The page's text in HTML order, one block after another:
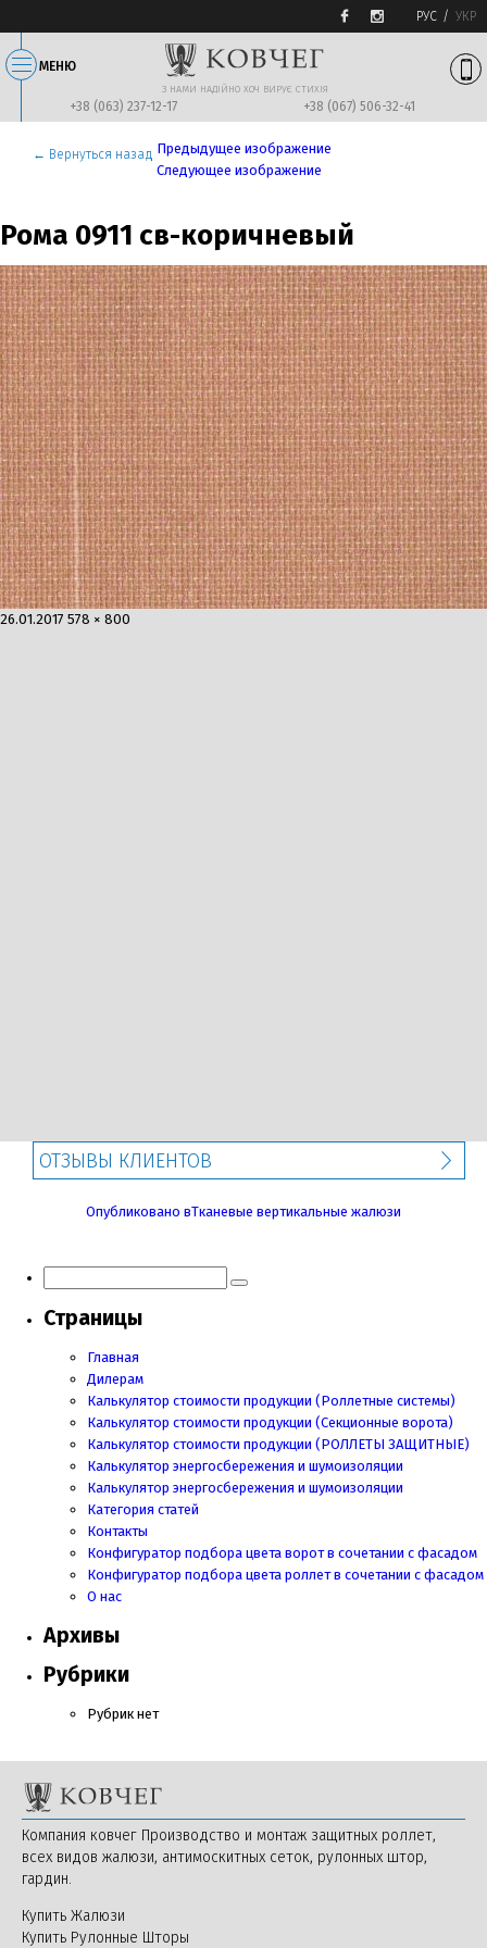
РУС УКР
МЕНЮ
З НАМИ НАДIЙНО ХОЧ ВИРУЄ СТИХIЯ
+38 (063) 237-12-17 +38 (067) 506-32-41
← Вернуться назад Предыдущее изображение
Следующее изображение
Рома 0911 св-коричневый
Опубликовано
26.01.2017 Полный
578 × 800
ОТЗЫВЫ КЛИЕНТОВ
НавигацияОпубликовано вТканевые вертикальные жалюзи
Страницы
Главная
Дилерам
Калькулятор стоимости продукции (Роллетные системы)
Калькулятор стоимости продукции (Секционные ворота)
Калькулятор стоимости продукции (РОЛЛЕТЫ ЗАЩИТНЫЕ)
Калькулятор энергосбережения и шумоизоляции
Калькулятор энергосбережения и шумоизоляции
Категория статей
Контакты
Конфигуратор подбора цвета ворот в сочетании с фасадом
Конфигуратор подбора цвета роллет в сочетании с фасадом
О нас
Архивы
Рубрики
Рубрик нет
Компания ковчег Производство и монтаж защитных роллет,
всех видов жалюзи, антимоскитных сеток, рулонных штор,
гардин.
Купить Жалюзи
Купить Рулонные Шторы